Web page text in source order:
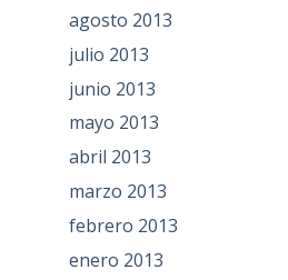
agosto 2013
julio 2013
junio 2013
mayo 2013
abril 2013
marzo 2013
febrero 2013
enero 2013